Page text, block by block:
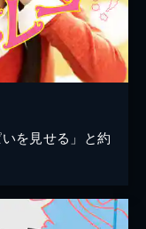
を見せる」と約